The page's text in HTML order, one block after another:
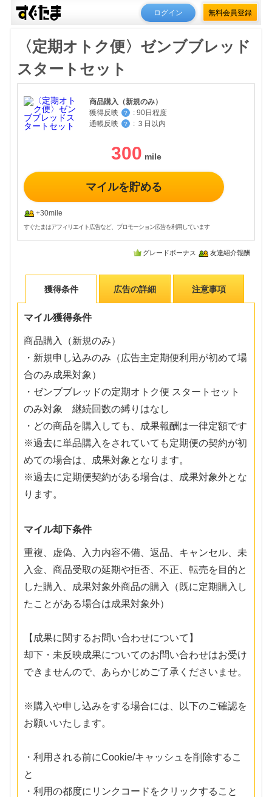
ログイン 無料会員登録
〈定期オトク便〉ゼンブブレッド
スタートセット
商品購入（新規のみ）
獲得反映
？ : 90日程度
通帳反映
？ : ３日以内
300
マイルを貯める
+30mile
すぐたまはアフィリエイト広告など、プロモーション広告を利用しています
グレードボーナス 友達紹介報酬
獲得条件 広告の詳細 注意事項
マイル獲得条件
商品購入（新規のみ）
・新規申し込みのみ（広告主定期便利用が初めて場
合のみ成果対象）
・ゼンブブレッドの定期オトク便 スタートセット
のみ対象 継続回数の縛りはなし
・どの商品を購入しても、成果報酬は一律定額です
※過去に単品購入をされていても定期便の契約が初
めての場合は、成果対象となります。
※過去に定期便契約がある場合は、成果対象外とな
ります。
マイル却下条件
重複、虚偽、入力内容不備、返品、キャンセル、未
入金、商品受取の延期や拒否、不正、転売を目的と
した購入、成果対象外商品の購入（既に定期購入し
たことがある場合は成果対象外）
【成果に関するお問い合わせについて】
却下・未反映成果についてのお問い合わせはお受け
できませんので、あらかじめご了承くださいませ。
※購入や申し込みをする場合には、以下のご確認を
お願いいたします。
・利用される前にCookie/キャッシュを削除するこ
と
・利用の都度にリンクコードをクリックすること